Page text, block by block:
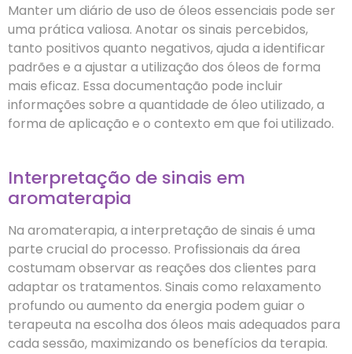
Manter um diário de uso de óleos essenciais pode ser
uma prática valiosa. Anotar os sinais percebidos,
tanto positivos quanto negativos, ajuda a identificar
padrões e a ajustar a utilização dos óleos de forma
mais eficaz. Essa documentação pode incluir
informações sobre a quantidade de óleo utilizado, a
forma de aplicação e o contexto em que foi utilizado.
Interpretação de sinais em
aromaterapia
Na aromaterapia, a interpretação de sinais é uma
parte crucial do processo. Profissionais da área
costumam observar as reações dos clientes para
adaptar os tratamentos. Sinais como relaxamento
profundo ou aumento da energia podem guiar o
terapeuta na escolha dos óleos mais adequados para
cada sessão, maximizando os benefícios da terapia.